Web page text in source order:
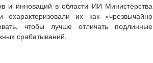
и инноваций в области ИИ Министерства
их как «чрезвычайно
чтобы лучше отличать подлинные
срабатываний.